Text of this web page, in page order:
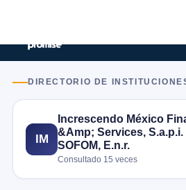
DIRECTORIO DE
IM
Increscendo México
&Amp; Services, S.a.p.i.
SOFOM, E.n.r.
Consultado 15 veces